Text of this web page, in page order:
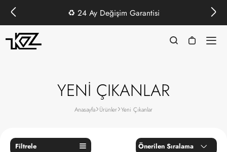
♻️ 24 Ay Değişim Garantisi
YENİ ÇIKANLAR
Anasayfa Ürünler Yeni Çıkanlar
Filtrele Önerilen Sıralama